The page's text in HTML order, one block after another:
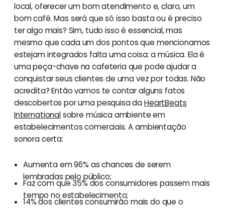
local, oferecer um bom atendimento e, claro, um
bom café. Mas será que só isso basta ou é preciso
ter algo mais? Sim, tudo isso é essencial, mas
mesmo que cada um dos pontos que mencionamos
estejam integrados falta uma coisa: a música. Ela é
uma peça-chave na cafeteria que pode ajudar a
conquistar seus clientes de uma vez por todas. Não
acredita? Então vamos te contar alguns fatos
descobertos por uma pesquisa daHeartBeats
Internationalsobre música ambiente em
estabelecimentos comerciais. A ambientação
sonora certa:
Aumenta em 96% as chances de serem
lembradas pelo público;
Faz com que 35% dos consumidores passem mais
tempo no estabelecimento;
14% dos clientes consumirão mais do que o